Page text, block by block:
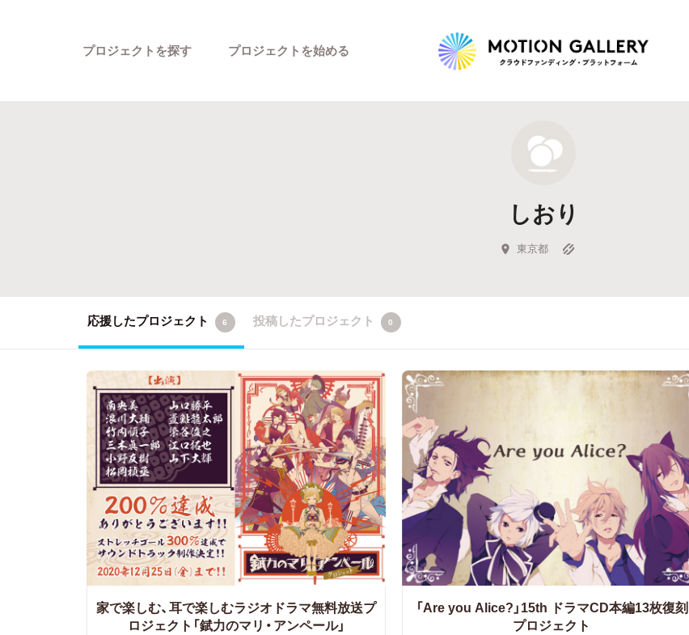
プロジェクトを探す
新着プロジェクト
Feature
キュレーターから探す
プロジェクトを始める
しおり
東京都
応援したプロジェクト 6 投稿したプロジェクト 0
家で楽しむ、耳で楽しむラジオドラマ無料放送プ
ロジェクト「錻力のマリ・アンペール」
「Are you Alice?」15th ドラマCD本編13枚復刻
プロジェクト